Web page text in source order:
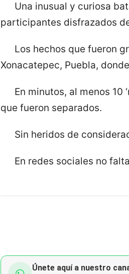
Una inusual y curiosa
participantes disfrazados
Los hechos que fueron
Xonacatepec, Puebla,
En minutos, al menos 10
que fueron separados.
Sin heridos de
En redes sociales no
Únete aquí a nuestro